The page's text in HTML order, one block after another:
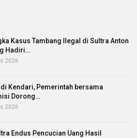
Kasus Tambang Ilegal di Sultra Anton
Hadiri…
2026
Kendari, Pemerintah bersama
Dorong…
2026
Endus Pencucian Uang Hasil